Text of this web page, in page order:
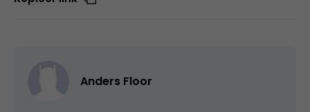
Anders Floor